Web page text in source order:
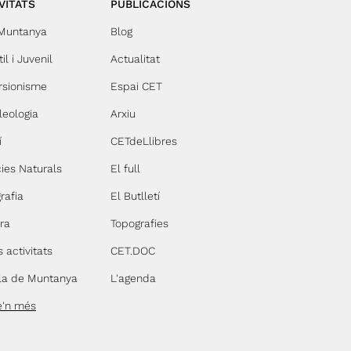
Aquesta distinció reconeix l'esforç
del Centre en la protecció del
medi ambient i el seu compromís
amb un esport responsable i
tres anys, destaca les accions
espais naturals i promoure la
conscienciació ambiental entre
Campaneta no només és una
per muntanya entre infants, sinó
de nivell com el Campionat de
Catalunya d'Escoles Trail. Amb
Excursionista de Terrassa es
i Juvenil
Naturals
activitats
de Muntanya
més
PUBLICACIONS
Blog
Actualitat
Espai CET
Arxiu
CETdeLlibres
El full
El Butlletí
Topografies
CET.DOC
L'agenda